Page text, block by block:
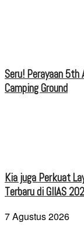
Seru! Perayaan 5th
Camping Ground
Kia juga Perkuat
Terbaru di GIIAS
7 Agustus 2026